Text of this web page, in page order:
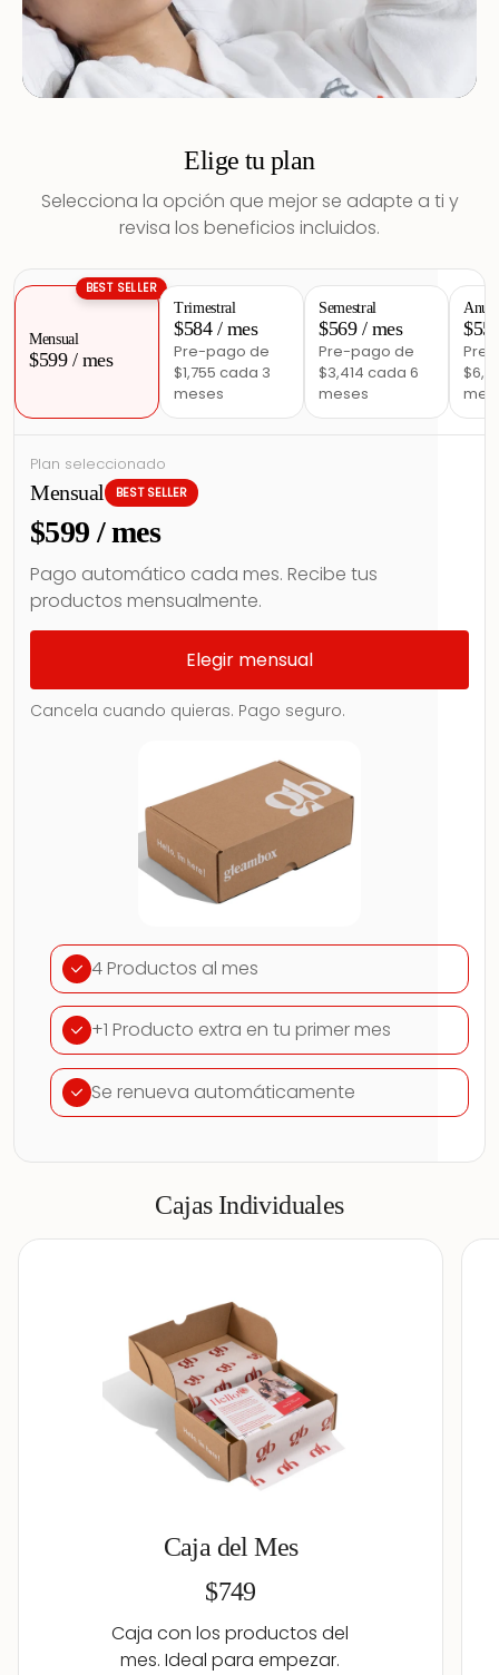
Elige tu plan
Selecciona la opción que mejor se adapte a ti y
revisa los beneficios incluidos.
Mensual
BEST SELLER
$599 / mes
Trimestral
$584 / mes
Pre-pago de
$1,755 cada 3
meses
Semestral
$569 / mes
Pre-pago de
$3,414 cada 6
meses
Anual
Plan seleccionado
Mensual BEST SELLER
$599 / mes
Pago automático cada mes. Recibe tus
productos mensualmente.
Elegir mensual
Cancela cuando quieras. Pago seguro.
4 Productos al mes
+1 Producto extra en tu primer mes
Se renueva automáticamente
Cajas Individuales
Caja del Mes
$749
Caja con los productos del
mes. Ideal para empezar.